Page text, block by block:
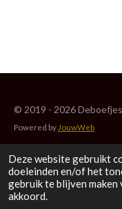
Deze website gebruikt
doeleinden en/of het
gebruik te blijven maken
akkoord.
© 2019 - 2026
Powered by JouwWeb